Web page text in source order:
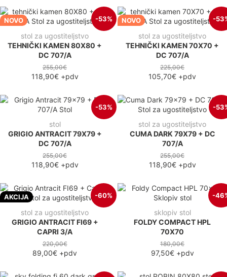
NOVO -53%
stol za ugostiteljstvo
TEHNIČKI KAMEN 80X80 +
DC 707/A
255,00€
118,90€+pdv
NOVO -
stol za ugostiteljstvo
TEHNIČKI KAMEN 70X70 +
DC 707/A
225,00€
105,70€ +pdv
-53%
stol
GRIGIO ANTRACIT 79X79 +
DC 707/A
255,00€
118,90€+pdv
-
stol za ugostiteljstvo
CUMA DARK 79X79 + DC
707/A
255,00€
118,90€+pdv
AKCIJA -60%
stol za ugostiteljstvo
GRIGIO ANTRACIT FI69 +
CAPRI 3/A
220,00€
89,00€ +pdv
-
sklopiv stol
FOLDY COMPACT HPL
70X70
180,00€
97,50€+pdv